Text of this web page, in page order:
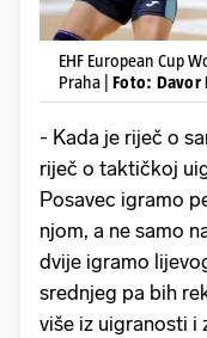
EHF European Cup
Praha | Foto: Davor
- Kada je riječ o
riječ o taktičkoj
Posavec igramo
njom, a ne samo
dvije igramo
srednjeg pa bih
više iz uigranosti i